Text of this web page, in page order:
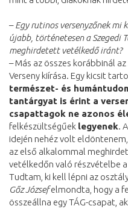
–Egy rutinos versenyzőnek mi
újabb, történetesen a Szegedi
meghirdetett vetélkedő iránt?
– Más az összes korábbinál
Verseny kiírása. Egy kicsit
természet- és
tantárgyat is érint a
csapattagok ne azonos
felkészültségűek legyenek.
idején nehéz volt
az első alkalommal
vetélkedőn való részvételbe
Tudtam, ki kell lépni az
Gőz Józsefelmondta, hogy a
összeállna egy TÁG-csapat,